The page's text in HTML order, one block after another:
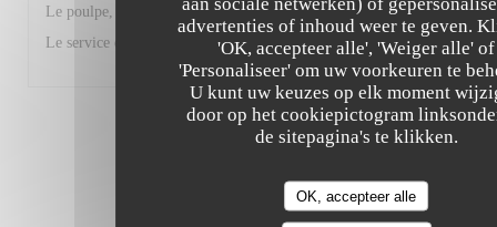
advertenties of inhoud weer te geven.
'OK, accepteer alle', 'Weiger alle' of
'Personaliseer' om uw voorkeuren te
U kunt uw keuzes op elk moment
door op het cookiepictogram
de sitepagina's te klikken.
OK, accepteer alle
Le poulpe, le ceviché, le risotto aux gambas, tout était parfait.
Le service également.
1 2 3